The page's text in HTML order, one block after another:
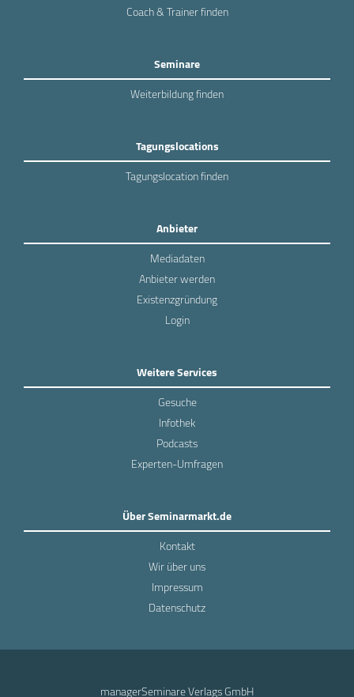
Coach & Trainer finden
Seminare
Weiterbildung finden
Tagungslocations
Tagungslocation finden
Anbieter
Mediadaten
Anbieter werden
Existenzgründung
Login
Weitere Services
Gesuche
Infothek
Podcasts
Experten-Umfragen
Über Seminarmarkt.de
Kontakt
Wir über uns
Impressum
Datenschutz
managerSeminare Verlags GmbH